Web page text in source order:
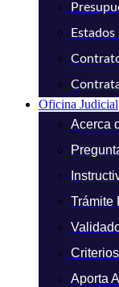
Oficina Judicial
Acerca
Trámite
Aporta